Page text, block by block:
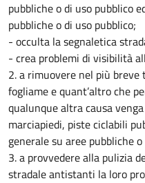
pubbliche o di uso pubblico
pubbliche o di uso pubblico;
- occulta la segnaletica
- crea problemi di visibilità
2. a rimuovere nel più breve
fogliame e quant’altro che
qualunque altra causa
marciapiedi, piste ciclabili
generale su aree pubbliche
3. a provvedere alla pulizia
stradale antistanti la loro